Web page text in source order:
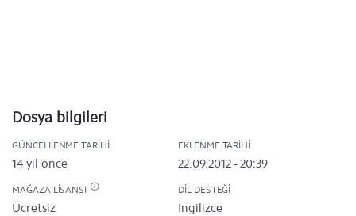
Dosya bilgileri
GÜNCELLENME TARIHI
14 yıl önce
EKLENME TARIHI
22.09.2012 - 20:39
MAĞAZA LISANSI
Ücretsiz
DIL DESTEĞI
İngilizce